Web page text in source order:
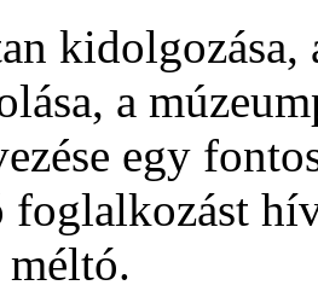
a
egy
foglalkozást
méltó.